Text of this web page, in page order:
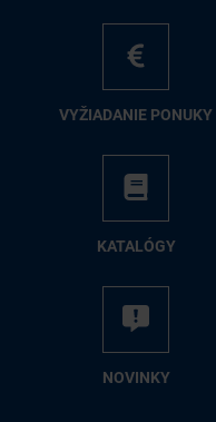
VY­ŽIA­DA­NIE PO­NU­KY
KA­TA­LÓ­GY
NO­VIN­KY